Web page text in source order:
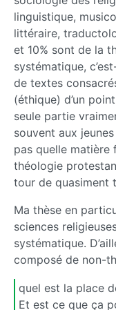
linguistique,
littéraire,
et 10% sont de la
systématique,
de textes
(éthique) d’un
seule partie
souvent aux
pas quelle matière
théologie
tour de quasiment
Ma thèse en
sciences
systématique.
composé de non-
quel est la place
Et est ce que ça